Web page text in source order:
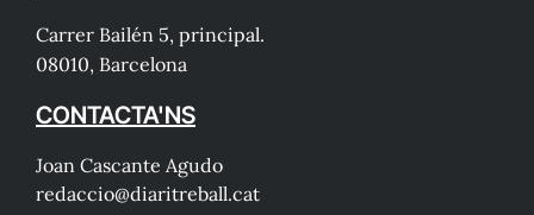
Carrer Bailén 5, principal.
08010, Barcelona
CONTACTA'NS
Joan Cascante Agudo
redaccio@diaritreball.cat